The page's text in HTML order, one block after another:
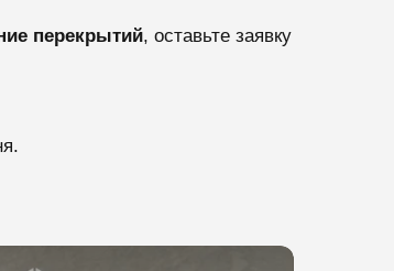
перекрытий, оставьте заявку